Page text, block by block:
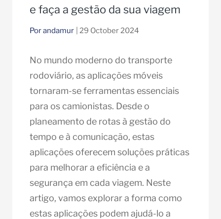
e faça a gestão da sua viagem
Por andamur | 29 October 2024
No mundo moderno do transporte
rodoviário, as aplicações móveis
tornaram-se ferramentas essenciais
para os camionistas. Desde o
planeamento de rotas à gestão do
tempo e à comunicação, estas
aplicações oferecem soluções práticas
para melhorar a eficiência e a
segurança em cada viagem. Neste
artigo, vamos explorar a forma como
estas aplicações podem ajudá-lo a